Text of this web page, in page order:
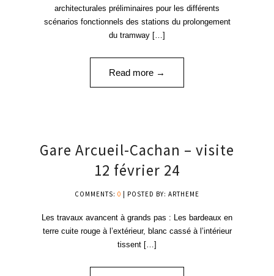
architecturales préliminaires pour les différents
scénarios fonctionnels des stations du prolongement
du tramway […]
Read more →
12
Gare Arcueil-Cachan – visite
12 février 24
COMMENTS: 0 | POSTED BY: ARTHEME
Les travaux avancent à grands pas : Les bardeaux en
terre cuite rouge à l’extérieur, blanc cassé à l’intérieur
tissent […]